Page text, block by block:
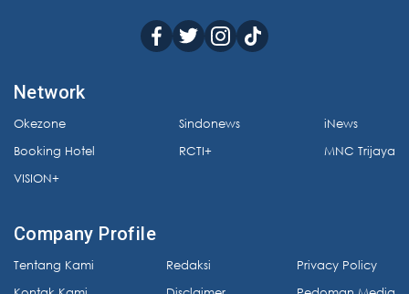
Network
Okezone
Booking Hotel
VISION+
Sindonews
RCTI+
iNews
MNC Trijaya
Company Profile
Tentang Kami
Redaksi
Privacy Policy